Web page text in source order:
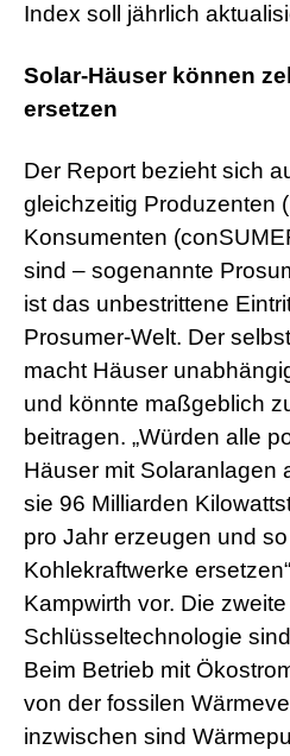
Index soll jährlich
Solar-Häuser können
ersetzen
Der Report bezieht sich
gleichzeitig Produzenten
Konsumenten
sind – sogenannte
ist das unbestrittene
Prosumer-Welt. Der
macht Häuser
und könnte maßgeblich
beitragen. „Würden alle
Häuser mit Solaranlagen
sie 96 Milliarden
pro Jahr erzeugen und
Kohlekraftwerke
Kampwirth vor. Die zweite
Schlüsseltechnologie
Beim Betrieb mit
von der fossilen
inzwischen sind